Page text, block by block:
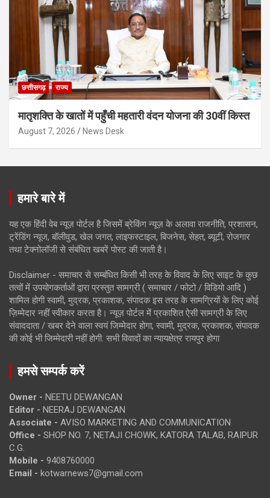
छत्तीसगढ़ राज्य
मातृशक्ति के खातों में पहुँची महतारी वंदन योजना की 30वीं किस्त
August 7, 2026 News Desk
हमारे बारे में
यह एक हिंदी वेब न्यूज़ पोर्टल है जिसमें ब्रेकिंग न्यूज़ के अलावा राजनीति, प्रशासन,
ट्रेंडिंग न्यूज, बॉलीवुड, खेल जगत, लाइफस्टाइल, बिजनेस, सेहत, ब्यूटी, रोजगार
तथा टेक्नोलॉजी से संबंधित खबरें पोस्ट की जाती है।
Disclaimer - समाचार से सम्बंधित किसी भी तरह के विवाद के लिए साइट के कुछ
तत्वों में उपयोगकर्ताओं द्वारा प्रस्तुत सामग्री ( समाचार / फोटो / विडियो आदि )
शामिल होगी स्वामी, मुद्रक, प्रकाशक, संपादक इस तरह के सामग्रियों के लिए कोई
ज़िम्मेदार नहीं स्वीकार करता है। न्यूज़ पोर्टल में प्रकाशित ऐसी सामग्री के लिए
संवाददाता / खबर देने वाला स्वयं जिम्मेदार होगा, स्वामी, मुद्रक, प्रकाशक, संपादक
की कोई भी जिम्मेदारी नहीं होगी. सभी विवादों का न्यायक्षेत्र रायपुर होगा
हमसे सम्पर्क करें
Owner - NEETU DEWANGAN
Editor - NEERAJ DEWANGAN
Associate - AVISO MARKETING AND COMMUNICATION
Office - SHOP NO. 7, NETAJI CHOWK, KATORA TALAB, RAIPUR
C.G.
Mobile - 9408760000
Email - kotwarnews7@gmail.com